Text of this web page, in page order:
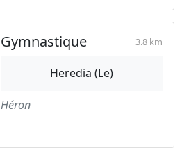
Gymnastique 3.8 km
Heredia (Le)
Héron